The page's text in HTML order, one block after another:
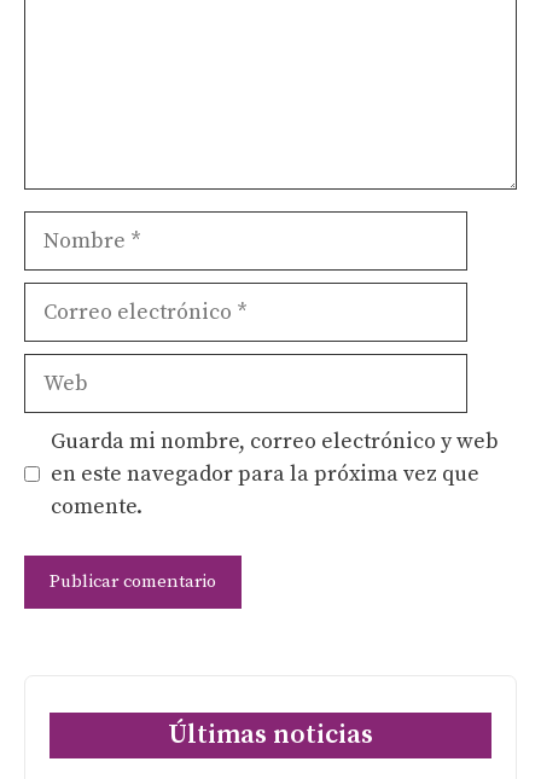
Nombre
Guarda mi nombre, correo electrónico y web
en este navegador para la próxima vez que
comente.
Últimas noticias